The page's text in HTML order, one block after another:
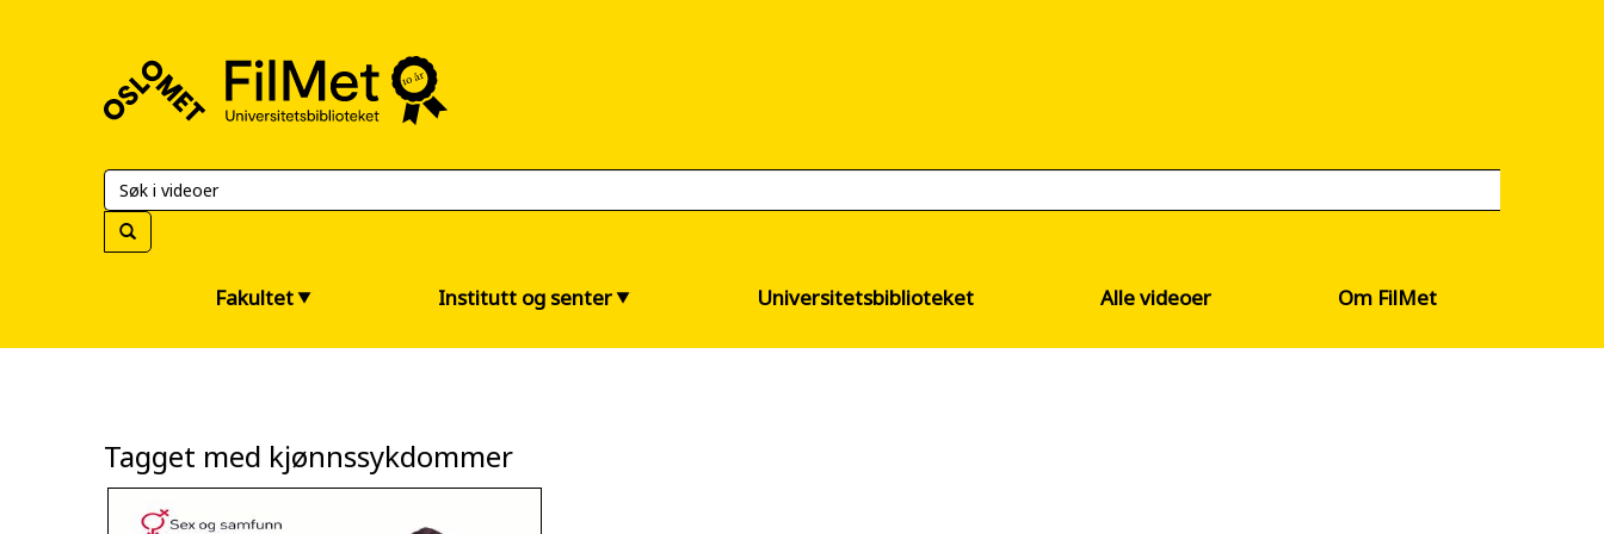
Universitetsbiblioteket
Fakultet Institutt og senter Universitetsbiblioteket Alle videoer Om FilMet
Tagget med kjønnssykdommer